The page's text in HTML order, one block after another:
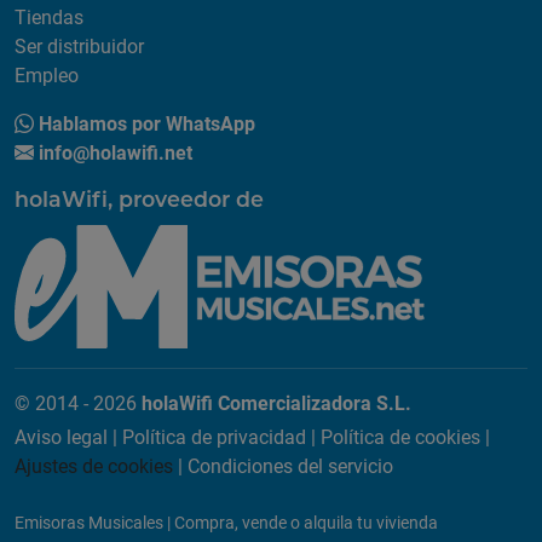
Tiendas
Ser distribuidor
Empleo
Hablamos por WhatsApp
info@holawifi.net
holaWifi, proveedor de
© 2014 - 2026 holaWifi Comercializadora S.L.
Aviso legal | Política de privacidad | Política de cookies |
Ajustes de cookies | Condiciones del servicio
Emisoras Musicales | Compra, vende o alquila tu vivienda